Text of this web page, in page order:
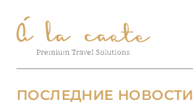
ПОСЛЕДНИЕ НОВОСТИ